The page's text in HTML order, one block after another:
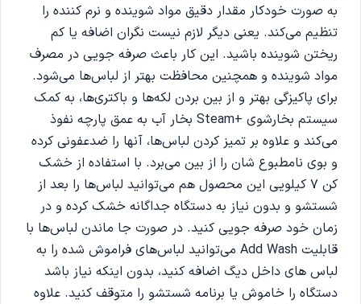
به صورت خودکار مقدار دقیق مواد شوینده و نرم کننده را
تنظیم می‌کند. یعنی دیگر لازم نیست نگران اضافه یا کم
ریختن شوینده باشید. این کار باعث صرفه جویی در مصرف
مواد شوینده و همچنین محافظت بهتر از لباس‌ها می‌شود.
برای پاکیزگی بهتر و از بین بردن لکه‌ها و باکتری‌ها، به کمک
سیستم بخارشوی +Steam بخار آب به عمق پارچه نفوذ
می‌کند و علاوه بر تمیز کردن لباس‌ها، آنها را ضدعفونی کرده
و بوی نامطبوع شان را از بین می‌برد. با استفاده از خشک‌
کن ۷ کیلویی این محصول هم می‌توانید لباس‌ها را بعد از
شستشو و بدون نیاز به دستگاه جداگانه خشک کرده و در
زمان خود صرفه جویی کنید. در صورت جا ماندن لباس‌ها با
قابلیت Add Wash می‌توانید لباس‌های فراموش شده را به
لباس های داخل دیگ اضافه کنید، بدون اینکه نیاز باشد
دستگاه را خاموش یا برنامه شستشو را متوقف کنید. علاوه